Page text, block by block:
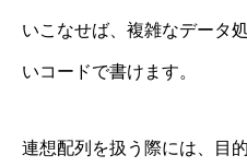
いこなせば、複雑なデータ
いコードで書けます。
連想配列を扱う際には、目